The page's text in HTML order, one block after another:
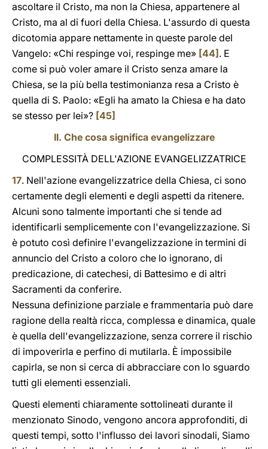
ascoltare il Cristo, ma non la Chiesa, appartenere al
Cristo, ma al di fuori della Chiesa. L'assurdo di questa
dicotomia appare nettamente in queste parole del
Vangelo: «Chi respinge voi, respinge me» [44] . E
come si può voler amare il Cristo senza amare la
Chiesa, se la più bella testimonianza resa a Cristo è
quella di S. Paolo: «Egli ha amato la Chiesa e ha dato
se stesso per lei»? [45]
II. Che cosa significa evangelizzare
COMPLESSITÀ DELL'AZIONE EVANGELIZZATRICE
17. Nell'azione evangelizzatrice della Chiesa, ci sono
certamente degli elementi e degli aspetti da ritenere.
Alcuni sono talmente importanti che si tende ad
identificarli semplicemente con l'evangelizzazione. Si
è potuto così definire l'evangelizzazione in termini di
annuncio del Cristo a coloro che lo ignorano, di
predicazione, di catechesi, di Battesimo e di altri
Sacramenti da conferire.
Nessuna definizione parziale e frammentaria può dare
ragione della realtà ricca, complessa e dinamica, quale
è quella dell'evangelizzazione, senza correre il rischio
di impoverirla e perfino di mutilarla. È impossibile
capirla, se non si cerca di abbracciare con lo sguardo
tutti gli elementi essenziali.
Questi elementi chiaramente sottolineati durante il
menzionato Sinodo, vengono ancora approfonditi, di
questi tempi, sotto l'influsso dei lavori sinodali, Siamo